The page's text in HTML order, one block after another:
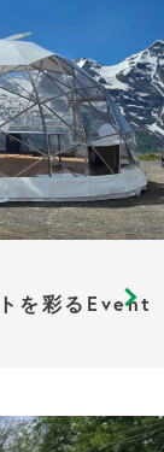
を彩るEvent